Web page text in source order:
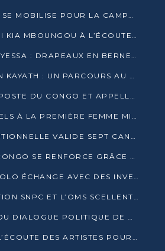
LE CLUB 2002-PUR SE MOBILISE POUR LA CAMPAGNE
JOSEPH KIGNOUMBI KIA MBOUNGOU À L’ÉCOUTE DE TALANGAÏ
DÉCÈS DE FIRMIN AYESSA : DRAPEAUX EN BERNE LUNDI
PR. AIMÉ CHRISTIAN KAYATH : UN PARCOURS AU SERVICE DE LA RECHERCHE ET DE L’INNOVATION
L’OMS SALUE LA RIPOSTE DU CONGO ET APPELLE À DES RÉFORMES DURABLES
HOMMAGES OFFICIELS À LA PREMIÈRE FEMME MINISTRE DU CONGO
LA COUR CONSTITUTIONNELLE VALIDE SEPT CANDIDATURES POUR LA PRÉSIDENTIELLE
CONNECTIVITÉ LE CONGO SE RENFORCE GRÂCE AU CÂBLE 2AFRICA
SÉNAT : PIERRE NGOLO ÉCHANGE AVEC DES INVESTISSEURS DU NUMÉRIQUE
SANTÉ : LA FONDATION SNPC ET L’OMS SCELLENT UN PARTENARIAT STRATÉGIQUE DE TROIS ANS
L’UPRN SE RETIRE DU DIALOGUE POLITIQUE DE DJAMBALA : TENSIONS DANS LE PRÉ-ÉLECTORAL CONGOLAIS
DAVE MAFOULA À L’ÉCOUTE DES ARTISTES POUR REDÉFINIR SA POLITIQUE CULTURELLE